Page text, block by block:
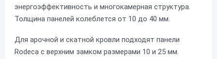
энергоэффективность и многокамерная структура.
Толщина панелей колеблется от 10 до 40 мм.
Для арочной и скатной кровли подходят панели
Rodeca с верхним замком размерами 10 и 25 мм.